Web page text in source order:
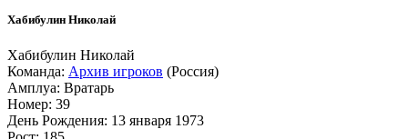
Хабибулин Николай
Хабибулин Николай
Команда: Архив игроков (Россия)
Амплуа: Вратарь
Номер: 39
День Рождения: 13 января 1973